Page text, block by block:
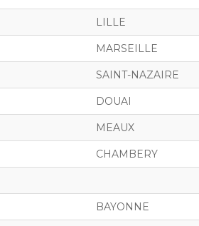
LILLE
MARSEILLE
SAINT-NAZAIRE
DOUAI
MEAUX
CHAMBERY
BAYONNE